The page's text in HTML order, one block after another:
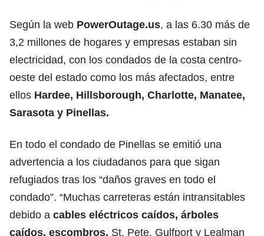
Según la web PowerOutage.us, a las 6.30 más de
3,2 millones de hogares y empresas estaban sin
electricidad, con los condados de la costa centro-
oeste del estado como los más afectados, entre
ellos Hardee, Hillsborough, Charlotte, Manatee,
Sarasota y Pinellas.
En todo el condado de Pinellas se emitió una
advertencia a los ciudadanos para que sigan
refugiados tras los “daños graves en todo el
condado”. “Muchas carreteras están intransitables
debido a cables eléctricos caídos, árboles
caídos, escombros. St. Pete, Gulfport y Lealman